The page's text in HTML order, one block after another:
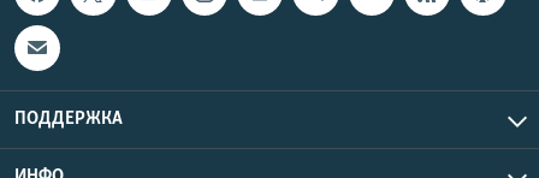
ПОДДЕРЖКА